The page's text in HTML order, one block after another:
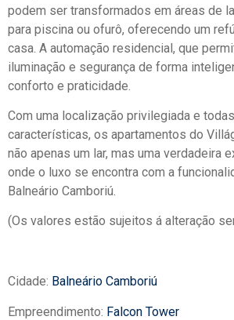
podem ser transformados em áreas de
para piscina ou ofurô, oferecendo um
casa. A automação residencial, que
iluminação e segurança de forma
conforto e praticidade.
Com uma localização privilegiada e
características, os apartamentos do
não apenas um lar, mas uma verdadeira
onde o luxo se encontra com a
Balneário Camboriú.
(Os valores estão sujeitos á alteração
Cidade: Balneário Camboriú
Empreendimento: Falcon Tower